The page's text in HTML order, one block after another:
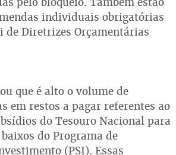
individuais obrigatórias
Diretrizes Orçamentárias
que é alto o volume de
em restos a pagar referentes ao
do Tesouro Nacional para
do Programa de
(PSI). Essas